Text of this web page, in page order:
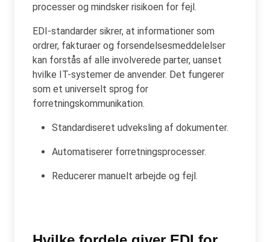
processer og mindsker risikoen for fejl.
EDI-standarder sikrer, at informationer som
ordrer, fakturaer og forsendelsesmeddelelser
kan forstås af alle involverede parter, uanset
hvilke IT-systemer de anvender. Det fungerer
som et universelt sprog for
forretningskommunikation.
Standardiseret udveksling af dokumenter.
Automatiserer forretningsprocesser.
Reducerer manuelt arbejde og fejl.